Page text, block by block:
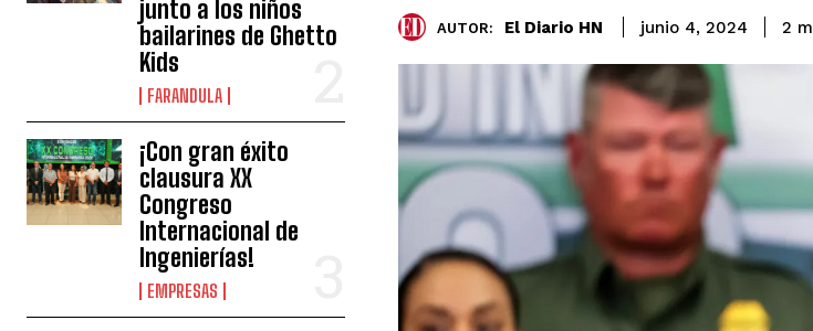
junto a los niños
bailarines de Ghetto
Kids
FARANDULA
¡Con gran éxito
clausura XX
Congreso
Internacional de
Ingenierías!
EMPRESAS
AUTOR: El Diario HN junio 4, 2024 2